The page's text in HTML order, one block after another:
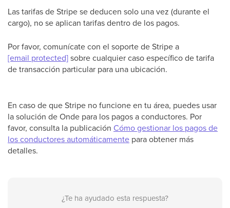
Las tarifas de Stripe se deducen solo una vez (durante el
cargo), no se aplican tarifas dentro de los pagos.
Por favor, comunícate con el soporte de Stripe a
[email protected]sobre cualquier caso específico de tarifa
de transacción particular para una ubicación.
En caso de que Stripe no funcione en tu área, puedes usar
la solución de Onde para los pagos a conductores. Por
favor, consulta la publicación Cómo gestionar los pagos de
los conductores automáticamente para obtener más
detalles.
¿Te ha ayudado esta respuesta?